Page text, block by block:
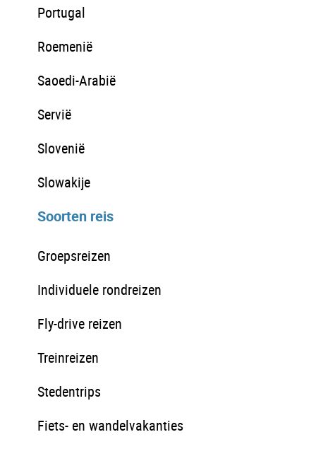
Portugal
Roemenië
Saoedi-Arabië
Servië
Slovenië
Slowakije
Soorten reis
Groepsreizen
Individuele rondreizen
Fly-drive reizen
Treinreizen
Stedentrips
Fiets- en wandelvakanties